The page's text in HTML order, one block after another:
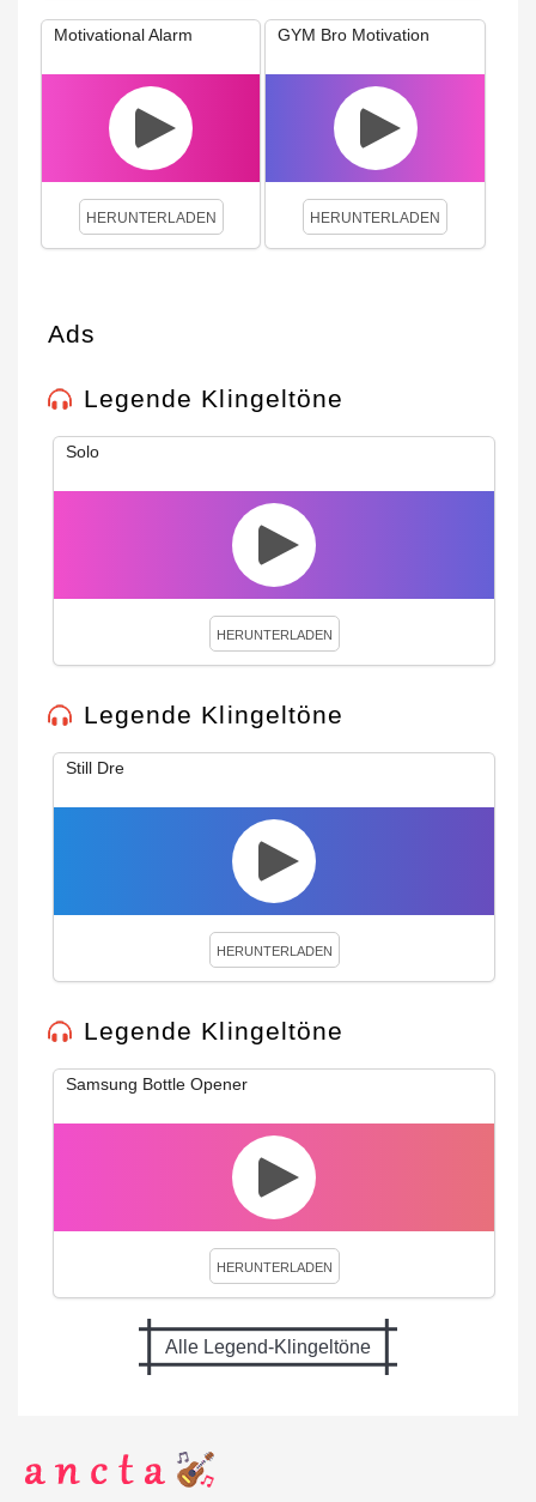
Motivational Alarm
HERUNTERLADEN
GYM Bro Motivation
HERUNTERLADEN
Ads
Legende Klingeltöne
Solo
HERUNTERLADEN
Legende Klingeltöne
Still Dre
HERUNTERLADEN
Legende Klingeltöne
Samsung Bottle Opener
HERUNTERLADEN
Alle Legend-Klingeltöne